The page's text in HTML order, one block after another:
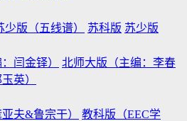
少版（五线谱） 苏科版 苏少版
闫金铎）
北师大版（主编：李春
英）
夫&鲁宗干）
教科版（EEC学